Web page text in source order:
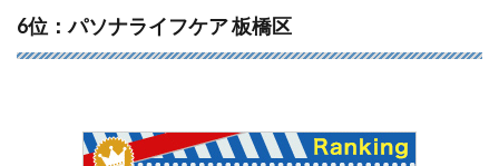
6位：パソナライフケア 板橋区